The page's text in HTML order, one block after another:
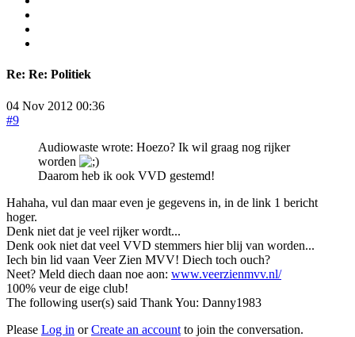
Re: Re: Politiek
04 Nov 2012 00:36
#9
Audiowaste wrote: Hoezo? Ik wil graag nog rijker
worden
Daarom heb ik ook VVD gestemd!
Hahaha, vul dan maar even je gegevens in, in de link 1 bericht
hoger.
Denk niet dat je veel rijker wordt...
Denk ook niet dat veel VVD stemmers hier blij van worden...
Iech bin lid vaan Veer Zien MVV! Diech toch ouch?
Neet? Meld diech daan noe aon: www.veerzienmvv.nl/
100% veur de eige club!
The following user(s) said Thank You: Danny1983
Please Log in orCreate an account to join the conversation.